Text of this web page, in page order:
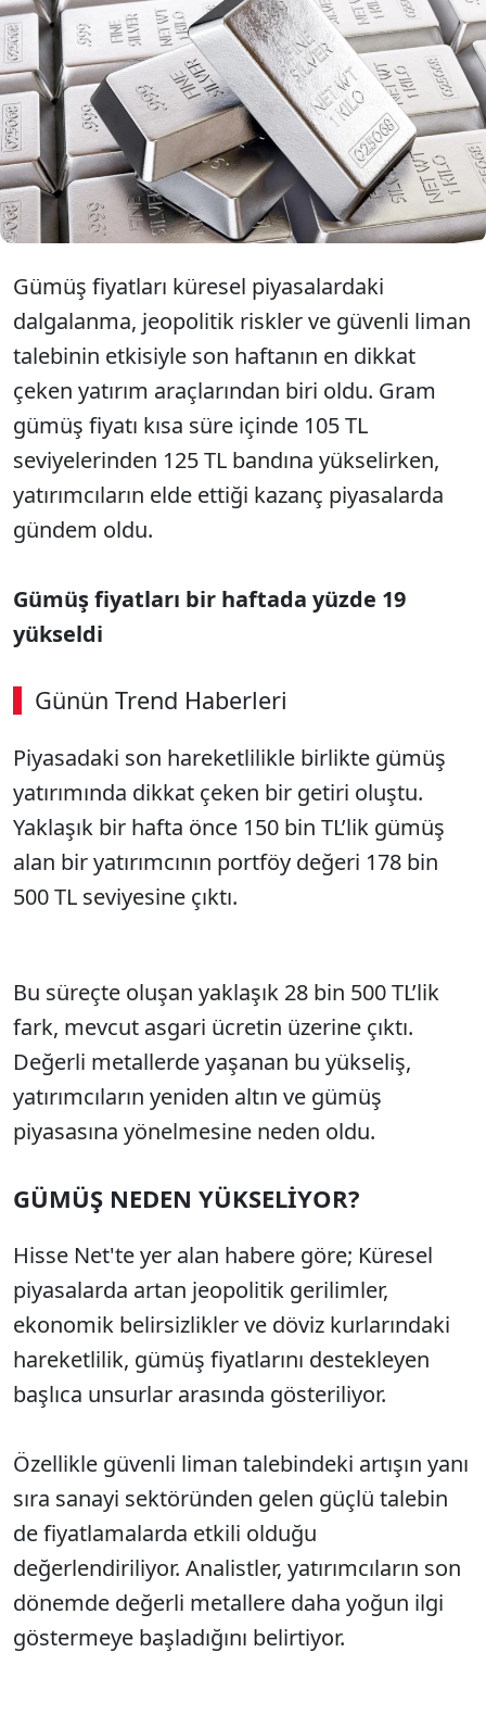
Gümüş fiyatlarında son günlerde yaşanan hızlı
yükseliş, yatırımcıların dikkatini yeniden değerli
metallere çevirdi. Bir hafta içinde yaklaşık
yüzde 19 değer kazanan gümüşte, 150 bin
TL’lik yatırımın getirisi mevcut asgari ücret
seviyesini aştı.
Gümüş fiyatları küresel piyasalardaki
dalgalanma, jeopolitik riskler ve güvenli liman
talebinin etkisiyle son haftanın en dikkat
çeken yatırım araçlarından biri oldu. Gram
gümüş fiyatı kısa süre içinde 105 TL
seviyelerinden 125 TL bandına yükselirken,
yatırımcıların elde ettiği kazanç piyasalarda
gündem oldu.
Gümüş fiyatları bir haftada yüzde 19
yükseldi
Günün Trend Haberleri
SÖZCÜ SON DAKİKA
Piyasadaki son hareketlilikle birlikte gümüş
yatırımında dikkat çeken bir getiri oluştu.
Yaklaşık bir hafta önce 150 bin TL’lik gümüş
alan bir yatırımcının portföy değeri 178 bin
500 TL seviyesine çıktı.
Bu süreçte oluşan yaklaşık 28 bin 500 TL’lik
fark, mevcut asgari ücretin üzerine çıktı.
Değerli metallerde yaşanan bu yükseliş,
yatırımcıların yeniden altın ve gümüş
piyasasına yönelmesine neden oldu.
GÜMÜŞ NEDEN YÜKSELİYOR?
Hisse Net'te yer alan habere göre; Küresel
piyasalarda artan jeopolitik gerilimler,
ekonomik belirsizlikler ve döviz kurlarındaki
hareketlilik, gümüş fiyatlarını destekleyen
başlıca unsurlar arasında gösteriliyor.
Özellikle güvenli liman talebindeki artışın yanı
sıra sanayi sektöründen gelen güçlü talebin
de fiyatlamalarda etkili olduğu
değerlendiriliyor. Analistler, yatırımcıların son
dönemde değerli metallere daha yoğun ilgi
göstermeye başladığını belirtiyor.